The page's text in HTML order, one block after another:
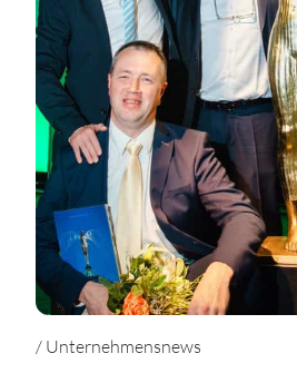
/ Unternehmensnews